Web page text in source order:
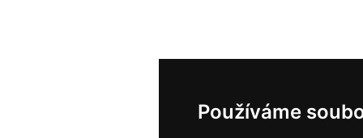
Používáme